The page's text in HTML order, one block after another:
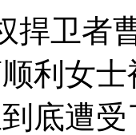
捍卫者
利女
底遭